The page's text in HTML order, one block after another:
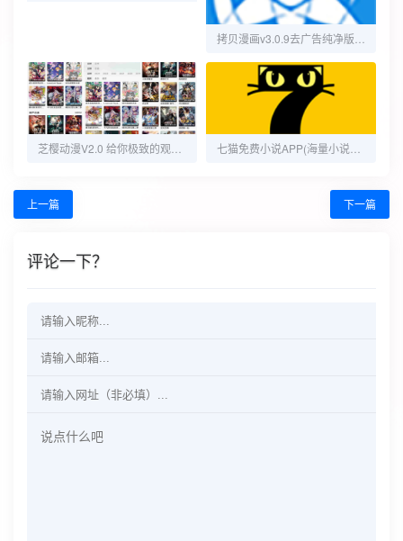
拷贝漫画v3.0.9去广告纯净版，宅男必备神器，请低调使用
芝樱动漫V2.0 给你极致的观影体验 七猫免费小说APP(海量小说阅读)-v8.4.00-去广告鹿蜀版
上一篇 下一篇
评论一下？